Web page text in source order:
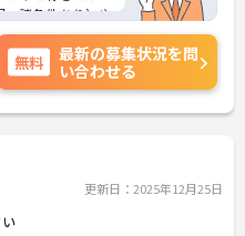
、諸条件あり）や
がしっかりと評
1食）や、育休か
+（プラス）制
度（最大10万円
ます。社内研修
スキルアップを
ある方には、
お話しします
無料
最新の募集状況を問
い合わせる
更新日：2025年12月25日